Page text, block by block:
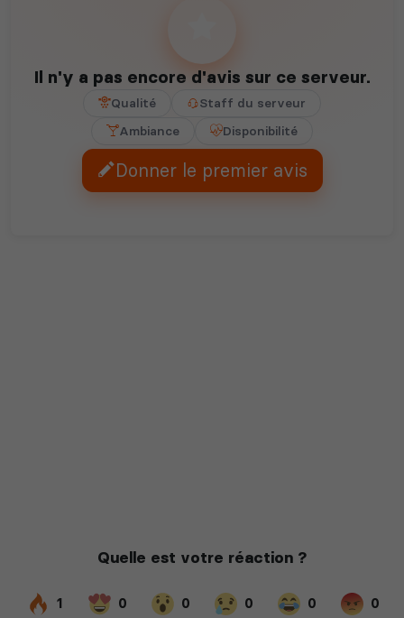
Il n'y a pas encore d'avis sur ce serveur.
Qualité
Staff du serveur
Ambiance
Disponibilité
Donner le premier avis